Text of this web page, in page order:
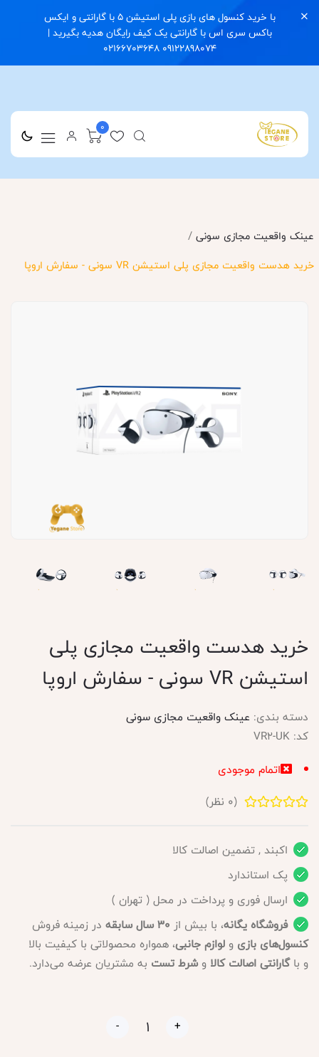
با خرید کنسول های بازی پلی استیشن 5 با گارانتی و ایکس
باکس سری اس با گارانتی یک کیف رایگان هدیه بگیرید |
09122898074 02166703648
0
عینک واقعیت مجازی سونی /
خرید هدست واقعیت مجازی پلی استیشن VR سونی - سفارش اروپا
خرید هدست واقعیت مجازی پلی
استیشن VR سونی - سفارش اروپا
دسته بندی: عینک واقعیت مجازی سونی
کد: VR2-UK
اتمام موجودی
(
0 نظر)
اکبند , تضمین اصالت کالا
پک استاندارد
ارسال فوری و پرداخت در محل ( تهران )
فروشگاه یگانه، با بیش از 30 سال سابقه
در زمینه فروش
کنسول‌های بازی و لوازم جانبی، همواره محصولاتی با کیفیت بالا
و باگارانتی اصالت کالا و شرط تست به مشتریان عرضه می‌دارد.
- +